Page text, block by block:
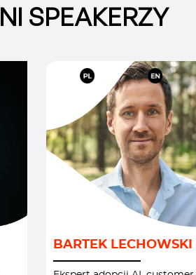
SPEAKERZY
/
BARTEK LECHOWSKI
AI I NOWE
CUSTOMER